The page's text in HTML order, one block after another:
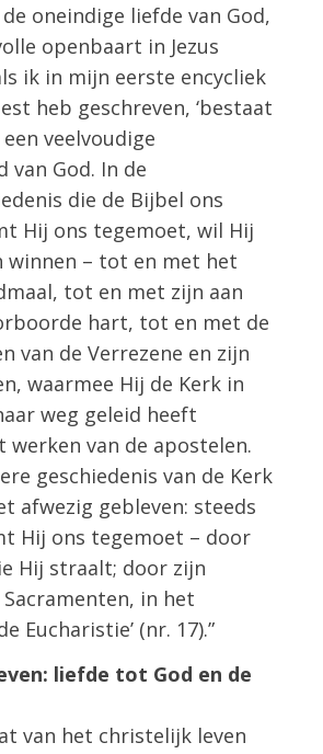
oneindige liefde van God,
openbaart in Jezus
ik in mijn eerste encycliek
heb geschreven, ‘bestaat
veelvoudige
van God. In de
die de Bijbel ons
Hij ons tegemoet, wil Hij
winnen – tot en met het
tot en met zijn aan
hart, tot en met de
van de Verrezene en zijn
waarmee Hij de Kerk in
weg geleid heeft
werken van de apostelen.
geschiedenis van de Kerk
afwezig gebleven: steeds
Hij ons tegemoet – door
Hij straalt; door zijn
in het
Eucharistie’ (nr. 17).”
liefde tot God en de
van het christelijk leven